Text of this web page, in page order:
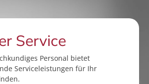
Service
Personal bietet
Serviceleistungen für Ihr